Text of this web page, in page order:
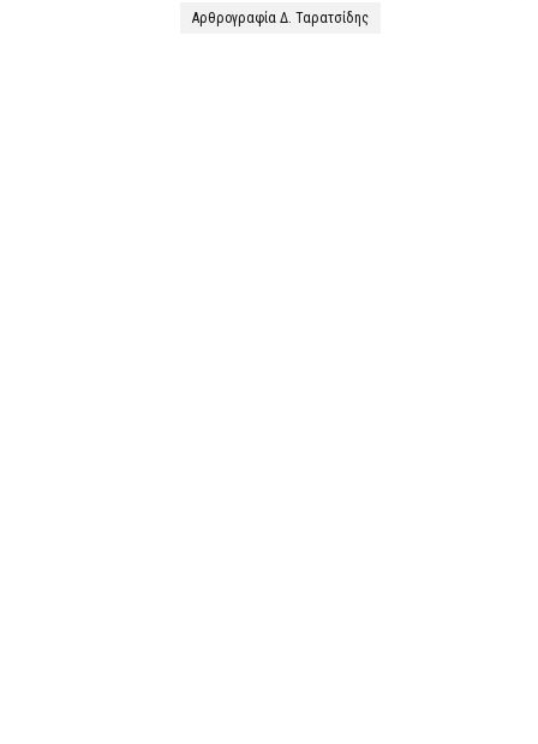
Αρθρογραφία Δ. Ταρατσίδης